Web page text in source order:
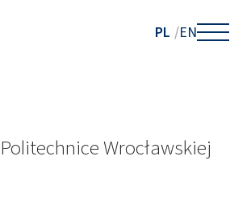
PL EN
Wrocławskiej